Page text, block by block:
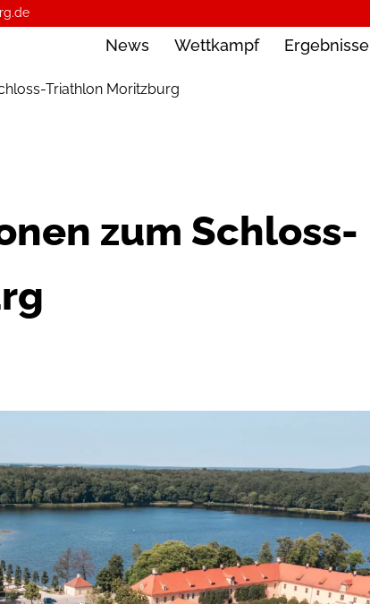
News Wettkampf Ergebnisse
Triathlon Moritzburg
zum Schloss-